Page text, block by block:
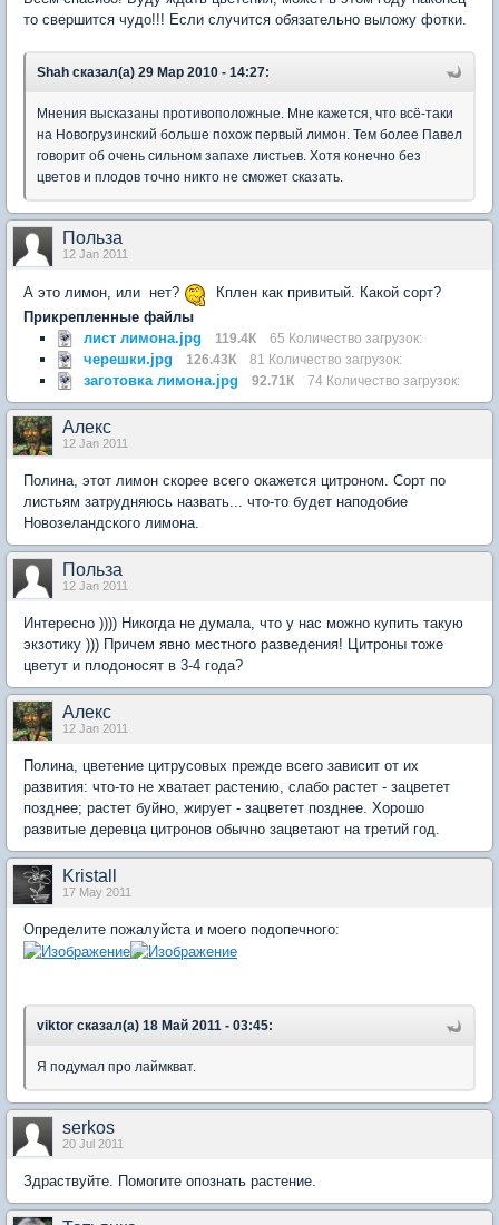
то свершится чудо!!! Если случится обязательно выложу фотки.
Shah сказал(а) 29 Мар 2010 - 14:27:
Мнения высказаны противоположные. Мне кажется, что всё-таки
на Новогрузинский больше похож первый лимон. Тем более Павел
говорит об очень сильном запахе листьев. Хотя конечно без
цветов и плодов точно никто не сможет сказать.
Польза
12 Jan 2011
А это лимон, или нет?
Кплен как привитый. Какой сорт?
Прикрепленные файлы
лист лимона.jpg
119.4К 65 Количество загрузок:
черешки.jpg 126.43К 81 Количество загрузок:
заготовка лимона.jpg 92.71К 74 Количество загрузок:
Aлекc
12 Jan 2011
Полина, этот лимон скорее всего окажется цитроном. Сорт по
листьям затрудняюсь назвать... что-то будет наподобие
Новозеландского лимона.
Польза
12 Jan 2011
Интересно )))) Никогда не думала, что у нас можно купить такую
экзотику ))) Причем явно местного разведения! Цитроны тоже
цветут и плодоносят в 3-4 года?
Aлекc
12 Jan 2011
Полина, цветение цитрусовых прежде всего зависит от их
развития: что-то не хватает растению, слабо растет - зацветет
позднее; растет буйно, жирует - зацветет позднее. Хорошо
развитые деревца цитронов обычно зацветают на третий год.
Kristall
17 May 2011
Определите пожалуйста и моего подопечного:
viktor сказал(а) 18 Май 2011 - 03:45:
Я подумал про лаймкват.
serkos
20 Jul 2011
Здраствуйте. Помогите опознать растение.